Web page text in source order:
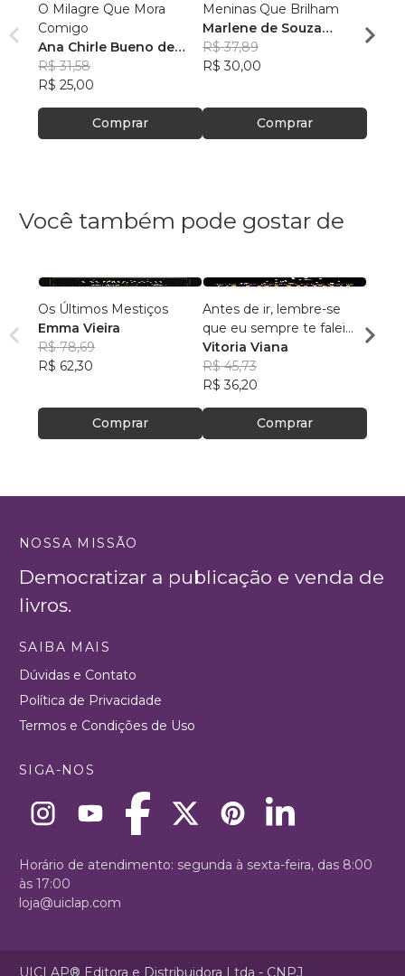
O Milagre Que Mora
Comigo
Ana Chirle Bueno de
Souza
R$ 31,58
R$ 25,00
Comprar
Meninas Que Brilham
Marlene de Souza
Spinelli
R$ 37,89
R$ 30,00
Comprar
Sem
Ana
Você também pode gostar de
Os Últimos Mestiços
Emma Vieira
R$ 78,69
R$ 62,30
Comprar
Antes de ir, lembre-se
que eu sempre te falei
que seria amor
Vitoria Viana
R$ 45,73
R$ 36,20
Comprar
José
NOSSA MISSÃO
Democratizar a publicação e venda de
livros.
SAIBA MAIS
Dúvidas e Contato
Política de Privacidade
Termos e Condições de Uso
SIGA-NOS
Horário de atendimento: segunda à sexta-feira, das 8:00
às 17:00
loja@uiclap.com